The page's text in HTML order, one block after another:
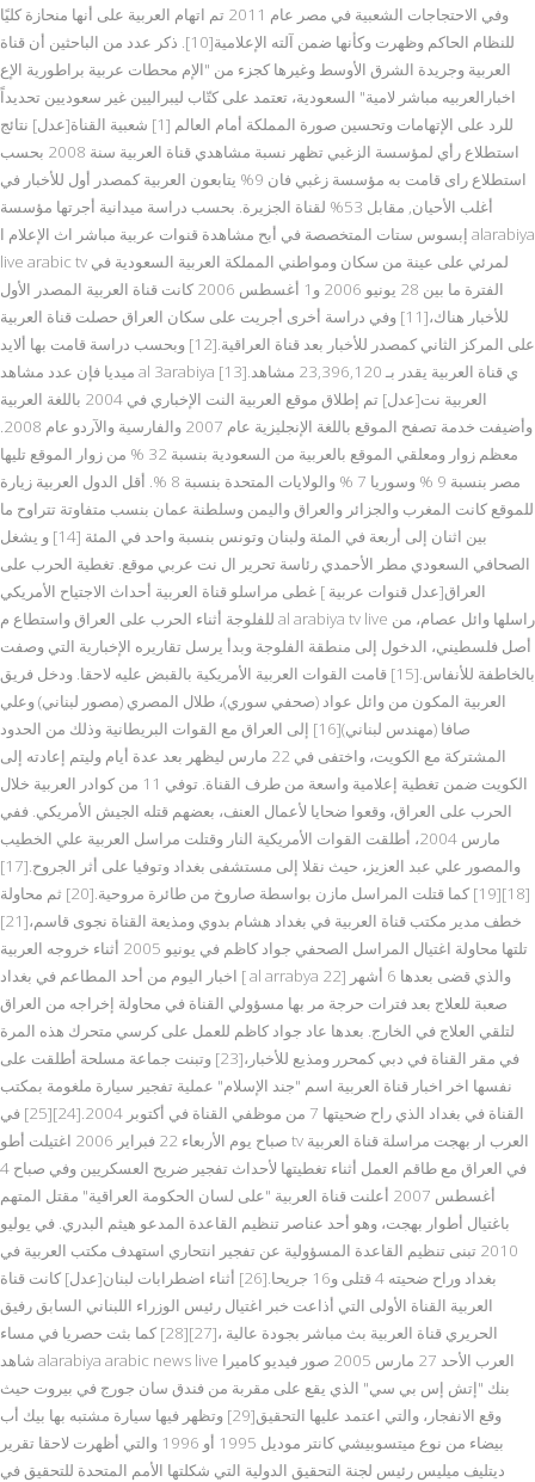
وفي الاحتجاجات الشعبية في مصر عام 2011 تم اتهام العربية على أنها منحازة كليًا
للنظام الحاكم وظهرت وكأنها ضمن آلته الإعلامية[10]. ذكر عدد من الباحثين أن قناة
العربية وجريدة الشرق الأوسط وغيرها كجزء من "الإم محطات عربية براطورية الإع
اخبارالعربيه مباشر لامية" السعودية، تعتمد على كتّاب ليبراليين غير سعوديين تحديداً
للرد على الإتهامات وتحسين صورة المملكة أمام العالم [1] شعبية القناة[عدل] نتائج
استطلاع رأي لمؤسسة الزغبي تظهر نسبة مشاهدي قناة العربية سنة 2008 بحسب
استطلاع راى قامت به مؤسسة زغبي فان 9% يتابعون العربية كمصدر أول للأخبار في
أغلب الأحيان, مقابل 53% لقناة الجزيرة. بحسب دراسة ميدانية أجرتها مؤسسة
إبسوس ستات المتخصصة في أبح مشاهدة قنوات عربية مباشر اث الإعلام ا alarabiya
live arabic tv لمرئي على عينة من سكان ومواطني المملكة العربية السعودية في
الفترة ما بين 28 يونيو 2006 و1 أغسطس 2006 كانت قناة العربية المصدر الأول
للأخبار هناك،[11] وفي دراسة أخرى أجريت على سكان العراق حصلت قناة العربية
على المركز الثاني كمصدر للأخبار بعد قناة العراقية.[12] وبحسب دراسة قامت بها ألايد
ميديا فإن عدد مشاهد al 3arabiya ي قناة العربية يقدر بـ 23,396,120 مشاهد.[13]
العربية نت[عدل] تم إطلاق موقع العربية النت الإخباري في 2004 باللغة العربية
وأضيفت خدمة تصفح الموقع باللغة الإنجليزية عام 2007 والفارسية والآردو عام 2008.
معظم زوار ومعلقي الموقع بالعربية من السعودية بنسبة 32 % من زوار الموقع تليها
مصر بنسبة 9 % وسوريا 7 % والولايات المتحدة بنسبة 8 %. أقل الدول العربية زيارة
للموقع كانت المغرب والجزائر والعراق واليمن وسلطنة عمان بنسب متفاوتة تتراوح ما
بين اثنان إلى أربعة في المئة ولبنان وتونس بنسبة واحد في المئة [14] و يشغل
الصحافي السعودي مطر الأحمدي رئاسة تحرير ال نت عربي موقع. تغطية الحرب على
العراق[عدل قنوات عربية ] غطى مراسلو قناة العربية أحداث الاجتياح الأمريكي
للفلوجة أثناء الحرب على العراق واستطاع م al arabiya tv live راسلها وائل عصام، من
أصل فلسطيني، الدخول إلى منطقة الفلوجة وبدأ يرسل تقاريره الإخبارية التي وصفت
بالخاطفة للأنفاس.[15] قامت القوات العربية الأمريكية بالقبض عليه لاحقا. ودخل فريق
العربية المكون من وائل عواد (صحفي سوري)، طلال المصري (مصور لبناني) وعلي
صافا (مهندس لبناني)[16] إلى العراق مع القوات البريطانية وذلك من الحدود
المشتركة مع الكويت، واختفى في 22 مارس ليظهر بعد عدة أيام وليتم إعادته إلى
الكويت ضمن تغطية إعلامية واسعة من طرف القناة. توفي 11 من كوادر العربية خلال
الحرب على العراق، وقعوا ضحايا لأعمال العنف، بعضهم قتله الجيش الأمريكي. ففي
مارس 2004، أطلقت القوات الأمريكية النار وقتلت مراسل العربية علي الخطيب
والمصور علي عبد العزيز، حيث نقلا إلى مستشفى بغداد وتوفيا على أثر الجروح.[17]
[18][19] كما قتلت المراسل مازن بواسطة صاروخ من طائرة مروحية.[20] ثم محاولة
خطف مدير مكتب قناة العربية في بغداد هشام بدوي ومذيعة القناة نجوى قاسم،[21]
تلتها محاولة اغتيال المراسل الصحفي جواد كاظم في يونيو 2005 أثناء خروجه العربية
اخبار اليوم من أحد المطاعم في بغداد [ al arrabya 22] والذي قضى بعدها 6 أشهر
صعبة للعلاج بعد فترات حرجة مر بها مسؤولي القناة في محاولة إخراجه من العراق
لتلقي العلاج في الخارج. بعدها عاد جواد كاظم للعمل على كرسي متحرك هذه المرة
في مقر القناة في دبي كمحرر ومذيع للأخبار،[23] وتبنت جماعة مسلحة أطلقت على
نفسها اخر اخبار قناة العربية اسم "جند الإسلام" عملية تفجير سيارة ملغومة بمكتب
القناة في بغداد الذي راح ضحيتها 7 من موظفي القناة في أكتوبر 2004.[24][25] في
صباح يوم الأربعاء 22 فبراير 2006 اغتيلت أطو tv العرب ار بهجت مراسلة قناة العربية
في العراق مع طاقم العمل أثناء تغطيتها لأحداث تفجير ضريح العسكريين وفي صباح 4
أغسطس 2007 أعلنت قناة العربية "على لسان الحكومة العراقية" مقتل المتهم
باغتيال أطوار بهجت، وهو أحد عناصر تنظيم القاعدة المدعو هيثم البدري. في يوليو
2010 تبنى تنظيم القاعدة المسؤولية عن تفجير انتحاري استهدف مكتب العربية في
بغداد وراح ضحيته 4 قتلى و16 جريحا.[26] أثناء اضطرابات لبنان[عدل] كانت قناة
العربية القناة الأولى التي أذاعت خبر اغتيال رئيس الوزراء اللبناني السابق رفيق
الحريري قناة العربية بث مباشر بجودة عالية ،[27][28] كما بثت حصريا في مساء
شاهد alarabiya arabic news live العرب الأحد 27 مارس 2005 صور فيديو كاميرا
بنك "إتش إس بي سي" الذي يقع على مقربة من فندق سان جورج في بيروت حيث
وقع الانفجار، والتي اعتمد عليها التحقيق[29] وتظهر فيها سيارة مشتبه بها بيك أب
بيضاء من نوع ميتسوبيشي كانتر موديل 1995 أو 1996 والتي أظهرت لاحقا تقرير
ديتليف ميليس رئيس لجنة التحقيق الدولية التي شكلتها الأمم المتحدة للتحقيق في